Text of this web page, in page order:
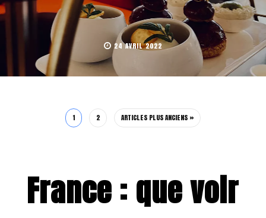
24 AVRIL 2022
1 2 ARTICLES PLUS ANCIENS »
France : que voir